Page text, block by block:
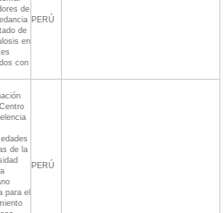
de
de
en
con
PERÚ
de la
para el
PERÚ